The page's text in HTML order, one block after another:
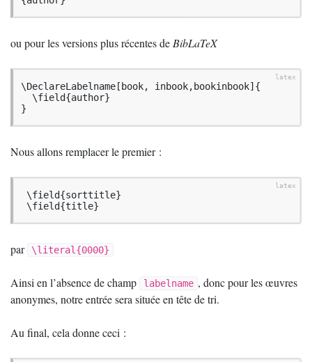
ou pour les versions plus récentes de BibLaTeX
\DeclareLabelname[book, inbook,bookinbook]{
}
Nous allons remplacer le premier :
\field{title}
par \literal{0000}
Ainsi en l’absence de champ labelname , donc pour les œuvres
anonymes, notre entrée sera située en tête de tri.
Au final, cela donne ceci :